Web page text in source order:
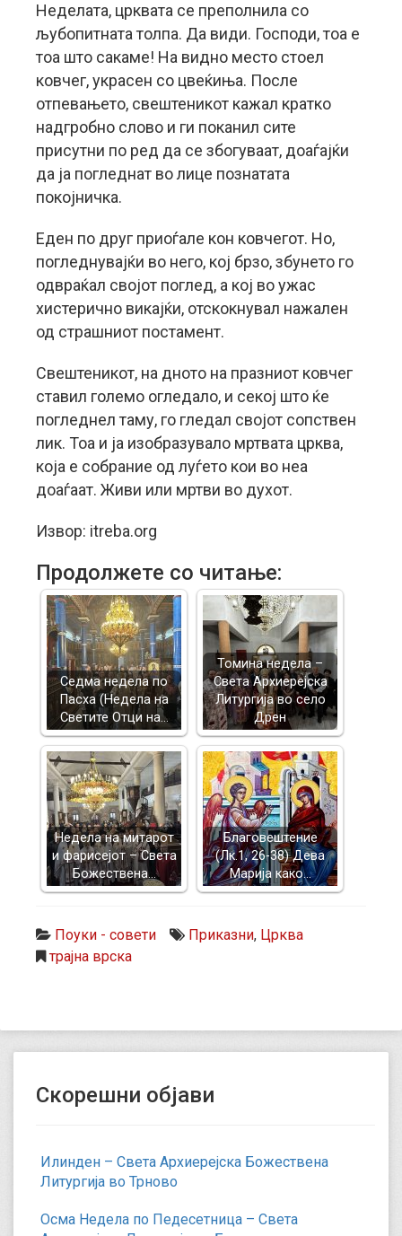
Неделата, црквата се преполнила со
љубопитната толпа. Да види. Господи, тоа е
тоа што сакаме! На видно место стоел
ковчег, украсен со цвеќиња. После
отпевањето, свештеникот кажал кратко
надгробно слово и ги поканил сите
присутни по ред да се збогуваат, доаѓајќи
да ја погледнат во лице познатата
покојничка.
Еден по друг приоѓале кон ковчегот. Но,
погледнувајќи во него, кој брзо, збунето го
одвраќал својот поглед, а кој во ужас
хистерично викајќи, отскокнувал нажален
од страшниот постамент.
Свештеникот, на дното на празниот ковчег
ставил големо огледало, и секој што ќе
погледнел таму, го гледал својот сопствен
лик. Тоа и ја изобразувало мртвата црква,
која е собрание од луѓето кои во неа
доаѓаат. Живи или мртви во духот.
Извор: itreba.org
Продолжете со читање:
Седма недела по
Пасха (Недела на
Светите Отци на…
Томина недела –
Света Архиерејска
Литургија во село
Дрен
Недела на митарот
и фарисејот – Светa
Божествена…
Благовештение
(Лк.1, 26-38) Дева
Марија како…
Поуки - совети Приказни, Црква
трајна врска
Скорешни објави
Илинден – Света Архиерејска Божествена
Литургија во Трново
Осма Недела по Педесетница – Света